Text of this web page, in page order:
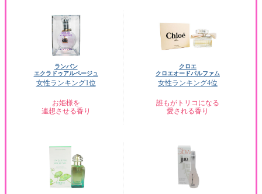
ランバン
エクラドゥアルページュ
女性ランキング1位
お姫様を
連想させる香り
クロエ
クロエオードパルファム
女性ランキング4位
誰もがトリコになる
愛される香り